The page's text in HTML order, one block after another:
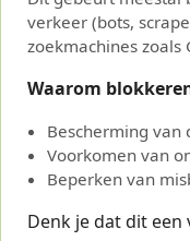
verkeer (bots,
zoekmachines
Waarom
Bescherming van
Voorkomen van
Beperken van
Denk je dat dit een